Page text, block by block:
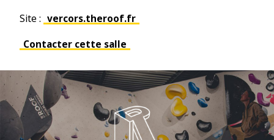
Site : vercors.theroof.fr
Contacter cette salle